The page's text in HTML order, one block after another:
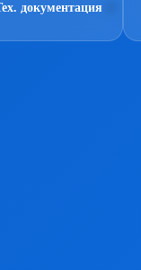
документация